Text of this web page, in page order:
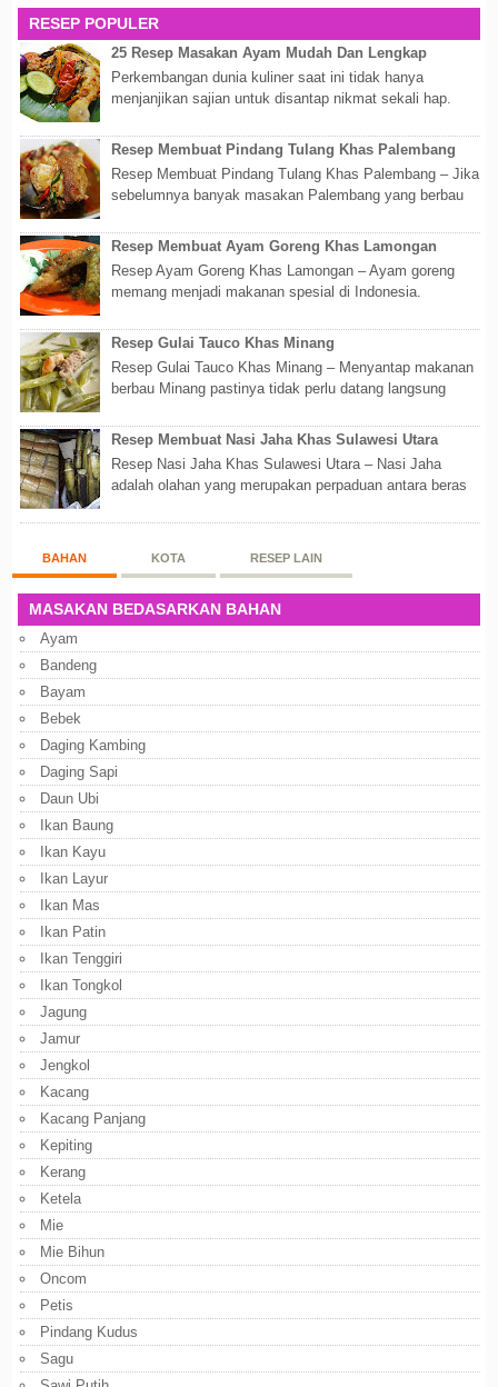
RESEP POPULER
25 Resep Masakan Ayam Mudah Dan Lengkap
Perkembangan dunia kuliner saat ini tidak hanya
menjanjikan sajian untuk disantap nikmat sekali hap.
Resep Membuat Pindang Tulang Khas Palembang
Resep Membuat Pindang Tulang Khas Palembang – Jika
sebelumnya banyak masakan Palembang yang berbau
Resep Membuat Ayam Goreng Khas Lamongan
Resep Ayam Goreng Khas Lamongan – Ayam goreng
memang menjadi makanan spesial di Indonesia.
Resep Gulai Tauco Khas Minang
Resep Gulai Tauco Khas Minang – Menyantap makanan
berbau Minang pastinya tidak perlu datang langsung
Resep Membuat Nasi Jaha Khas Sulawesi Utara
Resep Nasi Jaha Khas Sulawesi Utara – Nasi Jaha
adalah olahan yang merupakan perpaduan antara beras
BAHAN KOTA RESEP LAIN
MASAKAN BEDASARKAN BAHAN
Ayam
Bandeng
Bayam
Bebek
Daging Kambing
Daging Sapi
Daun Ubi
Ikan Baung
Ikan Kayu
Ikan Layur
Ikan Mas
Ikan Patin
Ikan Tenggiri
Ikan Tongkol
Jagung
Jamur
Jengkol
Kacang
Kacang Panjang
Kepiting
Kerang
Ketela
Mie
Mie Bihun
Oncom
Petis
Pindang Kudus
Sagu